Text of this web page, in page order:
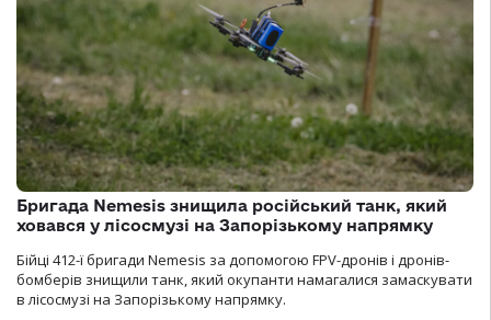
Бригада Nemesis знищила російський танк, який
ховався у лісосмузі на Запорізькому напрямку
Бійці 412-ї бригади Nemesis за допомогою FPV-дронів і дронів-
бомберів знищили танк, який окупанти намагалися замаскувати
в лісосмузі на Запорізькому напрямку.